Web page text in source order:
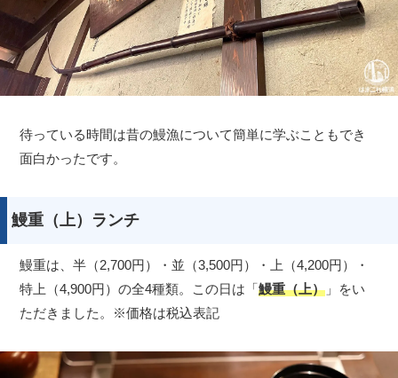
待っている時間は昔の鰻漁について簡単に学ぶこともでき
面白かったです。
鰻重（上）ランチ
鰻重は、半（2,700円）・並（3,500円）・上（4,200円）・
特上（4,900円）の全4種類。この日は「鰻重（上） 」をい
ただきました。※価格は税込表記